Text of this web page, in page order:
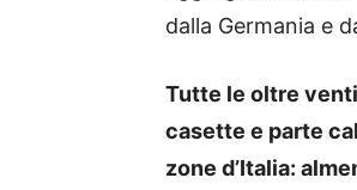
dalla Germania e
Tutte le oltre
casette e parte
zone d’Italia: